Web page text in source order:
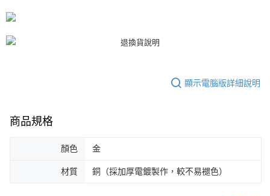
請求用戶進行身份認證。
５．嚴禁一人註冊多個帳號或使用他人資訊註冊。若發現惡意使用之情形，
顯示電腦版詳細說明
商品規格
顏色 金
材質 銅（採加厚電鍍製作，較不易褪色）